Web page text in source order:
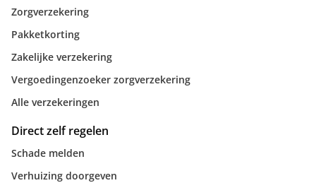
Zorgverzekering
Pakketkorting
Zakelijke verzekering
Vergoedingenzoeker zorgverzekering
Alle verzekeringen
Direct zelf regelen
Schade melden
Verhuizing doorgeven